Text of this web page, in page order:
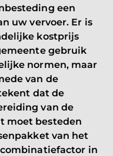
een
uw vervoer. Er is
kostprijs
gebruik
normen, maar
van de
dat de
van de
moet besteden
van het
in